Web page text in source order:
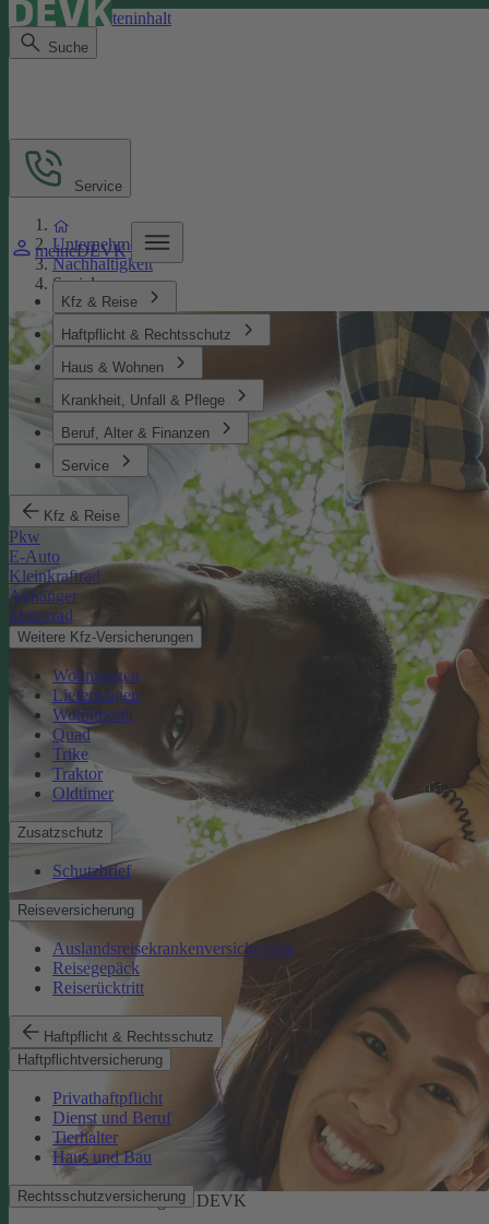
Direkt zum Seiteninhalt
Suche
meineDEVK
Kfz & Reise
Haftpflicht & Rechtsschutz
Haus & Wohnen
Krankheit, Unfall & Pflege
Beruf, Alter & Finanzen
Service
Kfz & Reise
Pkw
E-Auto
Kleinkraftrad
Anhänger
Motorrad
Weitere Kfz-Versicherungen
Wohnwagen
Lieferwagen
Wohnmobil
Quad
Trike
Traktor
Oldtimer
Zusatzschutz
Schutzbrief
Reiseversicherung
Auslandsreisekrankenversicherung
Reisegepäck
Reiserücktritt
Haftpflicht & Rechtsschutz
Haftpflichtversicherung
Privathaftpflicht
Dienst und Beruf
Tierhalter
Haus und Bau
Rechtsschutzversicherung
Service
Unternehmen
Nachhaltigkeit
Soziales
Soziale Verantwortung der DEVK